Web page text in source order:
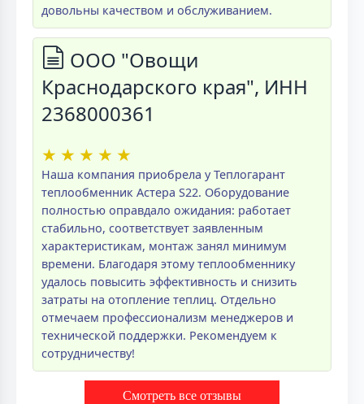
довольны качеством и обслуживанием.
ООО "Овощи
Краснодарского края", ИНН
2368000361
★ ★ ★ ★ ★
Наша компания приобрела у Теплогарант
теплообменник Астера S22. Оборудование
полностью оправдало ожидания: работает
стабильно, соответствует заявленным
характеристикам, монтаж занял минимум
времени. Благодаря этому теплообменнику
удалось повысить эффективность и снизить
затраты на отопление теплиц. Отдельно
отмечаем профессионализм менеджеров и
технической поддержки. Рекомендуем к
сотрудничеству!
Смотреть все отзывы